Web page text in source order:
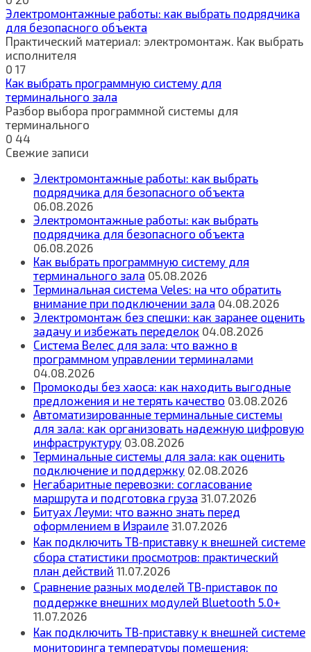
Электромонтажные работы: как выбрать подрядчика
для безопасного объекта
Практический материал: электромонтаж. Как выбрать
исполнителя
0 17
Как выбрать программную систему для
терминального зала
Разбор выбора программной системы для
терминального
0 44
Свежие записи
Электромонтажные работы: как выбрать
подрядчика для безопасного объекта
06.08.2026
Электромонтажные работы: как выбрать
подрядчика для безопасного объекта
06.08.2026
Как выбрать программную систему для
терминального зала 05.08.2026
Терминальная система Veles: на что обратить
внимание при подключении зала 04.08.2026
Электромонтаж без спешки: как заранее оценить
задачу и избежать переделок 04.08.2026
Система Велес для зала: что важно в
программном управлении терминалами
04.08.2026
Промокоды без хаоса: как находить выгодные
предложения и не терять качество 03.08.2026
Автоматизированные терминальные системы
для зала: как организовать надежную цифровую
инфраструктуру 03.08.2026
Терминальные системы для зала: как оценить
подключение и поддержку 02.08.2026
Негабаритные перевозки: согласование
маршрута и подготовка груза 31.07.2026
Битуах Леуми: что важно знать перед
оформлением в Израиле 31.07.2026
Как подключить ТВ‑приставку к внешней системе
сбора статистики просмотров: практический
план действий 11.07.2026
Сравнение разных моделей ТВ‑приставок по
поддержке внешних модулей Bluetooth 5.0+
11.07.2026
Как подключить ТВ‑приставку к внешней системе
мониторинга температуры помещения: